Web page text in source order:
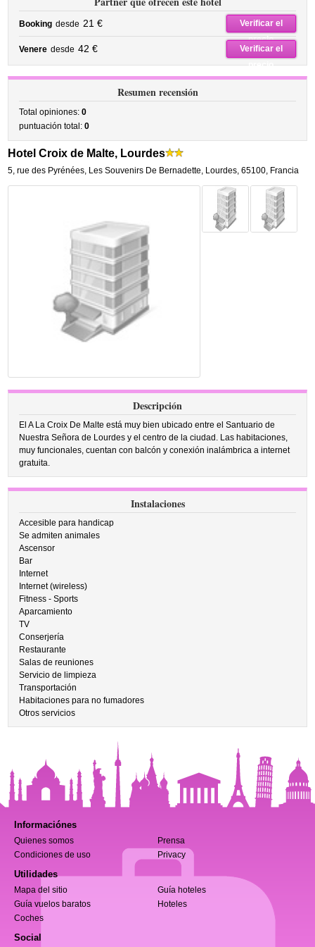
Booking desde 21 €
Verificar el
precio
Venere desde 42 €
Verificar el
precio
Resumen recensión
Total opiniones:0
puntuación total:0
Hotel Croix de Malte, Lourdes
5, rue des Pyrénées, Les Souvenirs De Bernadette, Lourdes,65100, Francia
Descripción
El A La Croix De Malte está muy bien ubicado entre el Santuario de
Nuestra Señora de Lourdes y el centro de la ciudad. Las habitaciones,
muy funcionales, cuentan con balcón y conexión inalámbrica a internet
gratuita.
Instalaciones
Accesible para handicap
Se admiten animales
Ascensor
Bar
Internet
Internet (wireless)
Fitness - Sports
Aparcamiento
TV
Conserjería
Restaurante
Salas de reuniones
Servicio de limpieza
Transportación
Habitaciones para no fumadores
Otros servicios
Informaciónes
Quienes somos
Prensa
Condiciones de uso
Privacy
Utilidades
Mapa del sitio
Guía hoteles
Guía vuelos baratos
Hoteles
Coches
Social